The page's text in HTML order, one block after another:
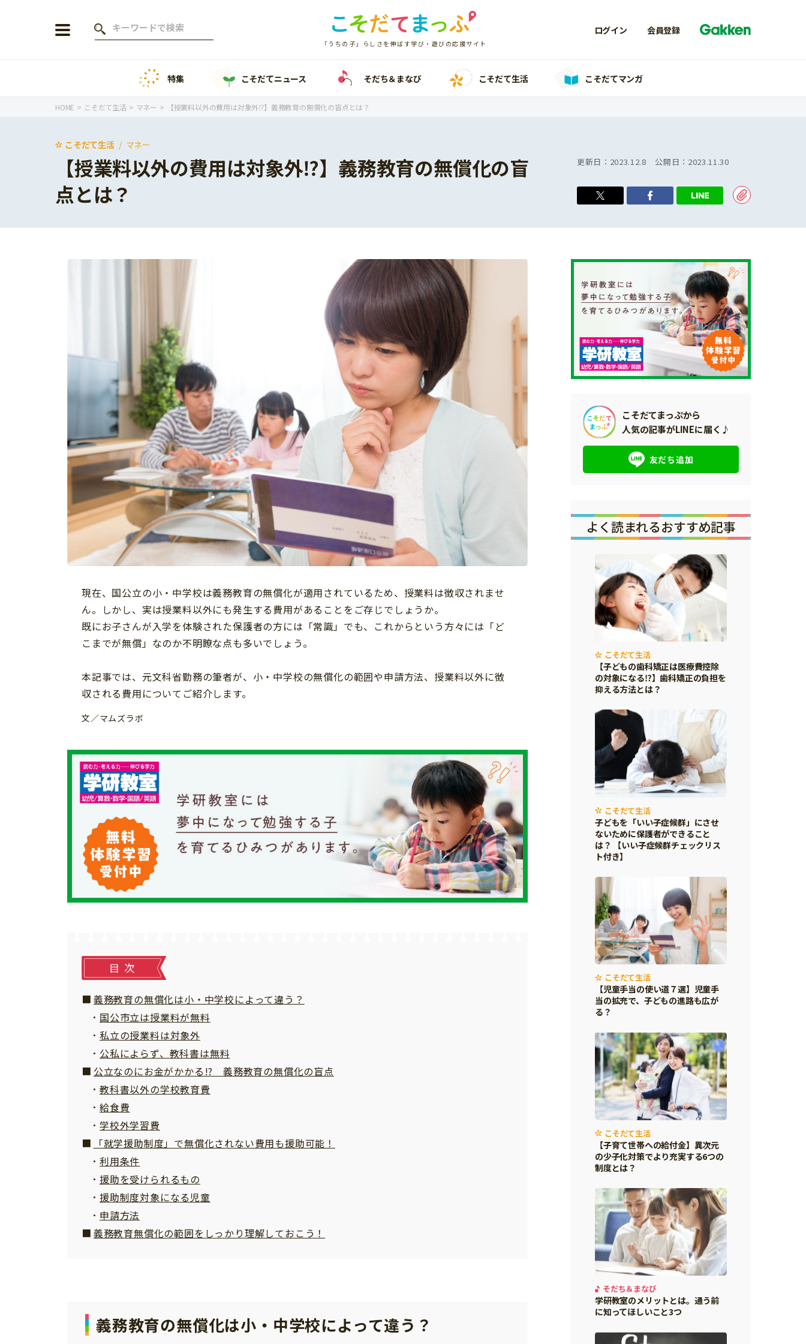
「うちの子」らしさを伸ばす学び・遊びの応援サイト
ログイン 会員登録
年齢から探す
小学1年生
小学2年生
教育・学習
絵本・読み聞かせ
読書感想文
本・読書
運動・あそび・ゲーム
ファッション・美容
親子でいっしょに
人間関係
おでかけ
「こそだてまっぷ」とは
サイトのご利⽤にあたって
特集 こそだてニュース そだち＆まなび こそだて生活 こそだてマンガ
HOME こそだて生活 マネー 【授業料以外の費用は対象外⁉】義務教育の無償化の盲点とは？
こそだて生活 マネー
【授業料以外の費用は対象外⁉】義務教育の無償化の盲
点とは？
更新日： 2023.12.8 公開日： 2023.11.30
現在、国公立の小・中学校は義務教育の無償化が適用されているため、授業料は徴収されませ
ん。しかし、実は授業料以外にも発生する費用があることをご存じでしょうか。
既にお子さんが入学を体験された保護者の方には「常識」でも、これからという方々には「ど
こまでが無償」なのか不明瞭な点も多いでしょう。
本記事では、元文科省勤務の筆者が、小・中学校の無償化の範囲や申請方法、授業料以外に徴
収される費用についてご紹介します。
文／マムズラボ
目次
義務教育の無償化は小・中学校によって違う？
国公市立は授業料が無料
私立の授業料は対象外
公私によらず、教科書は無料
公立なのにお金がかかる!? 義務教育の無償化の盲点
教科書以外の学校教育費
給食費
学校外学習費
「就学援助制度」で無償化されない費用も援助可能！
利用条件
援助を受けられるもの
援助制度対象になる児童
申請方法
義務教育無償化の範囲をしっかり理解しておこう！
義務教育の無償化は小・中学校によって違う？
こそだてまっぷから
人気の記事がLINEに届く♪
友だち追加
よく読まれるおすすめ記事
こそだて生活
【子どもの歯科矯正は医療費控除
の対象になる⁉】歯科矯正の負担を
抑える方法とは？
こそだて生活
子どもを「いい子症候群」にさせ
ないために保護者ができること
は？ 【いい子症候群チェックリス
ト付き】
こそだて生活
【児童手当の使い道７選】児童手
当の拡充で、子どもの進路も広が
る？
こそだて生活
【子育て世帯への給付金】異次元
の少子化対策でより充実する6つの
制度とは？
そだち＆まなび
学研教室のメリットとは。通う前
に知ってほしいこと3つ